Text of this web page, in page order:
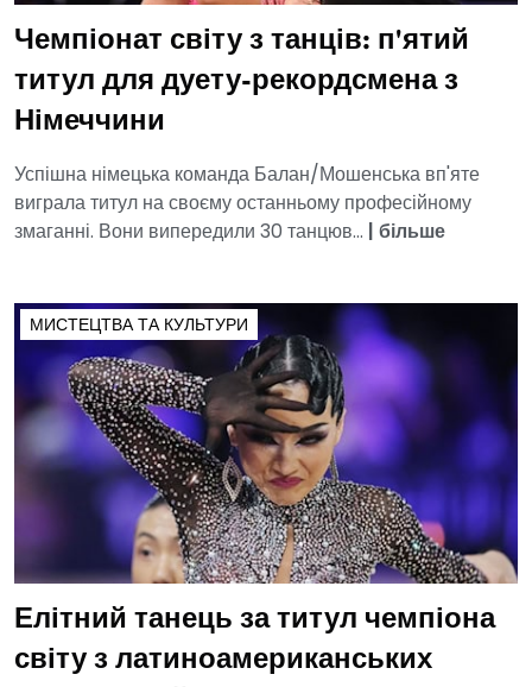
Чемпіонат світу з танців: п'ятий
титул для дуету-рекордсмена з
Німеччини
Успішна німецька команда Балан/Мошенська вп'яте
виграла титул на своєму останньому професійному
змаганні. Вони випередили 30 танцюв... | більше
МИСТЕЦТВА ТА КУЛЬТУРИ
Елітний танець за титул чемпіона
світу з латиноамериканських